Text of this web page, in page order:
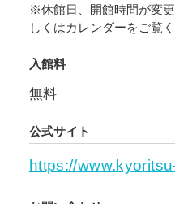
※休館日、開館時間が変
しくはカレンダーをご覧く
入館料
無料
公式サイト
https://